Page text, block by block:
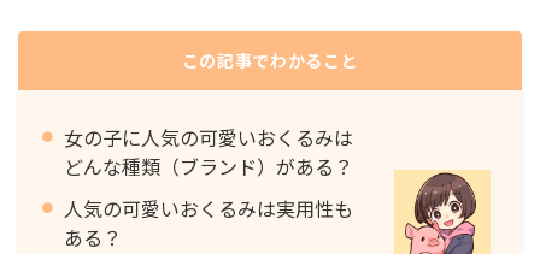
この記事でわかること
女の子に人気の可愛いおくるみは
どんな種類（ブランド）がある？
人気の可愛いおくるみは実用性も
ある？